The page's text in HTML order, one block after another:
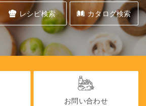
レシピ検索 カタログ検索
お問い合わせ